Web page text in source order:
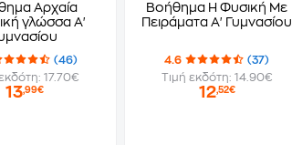
Αρχαία
γλώσσα Α'
(46)
17.70€
13,99€
Βοήθημα Η Φυσική Με
Πειράματα Α' Γυμνασίου
4.6
(37)
Τιμή εκδότη: 14.90€
12,52€